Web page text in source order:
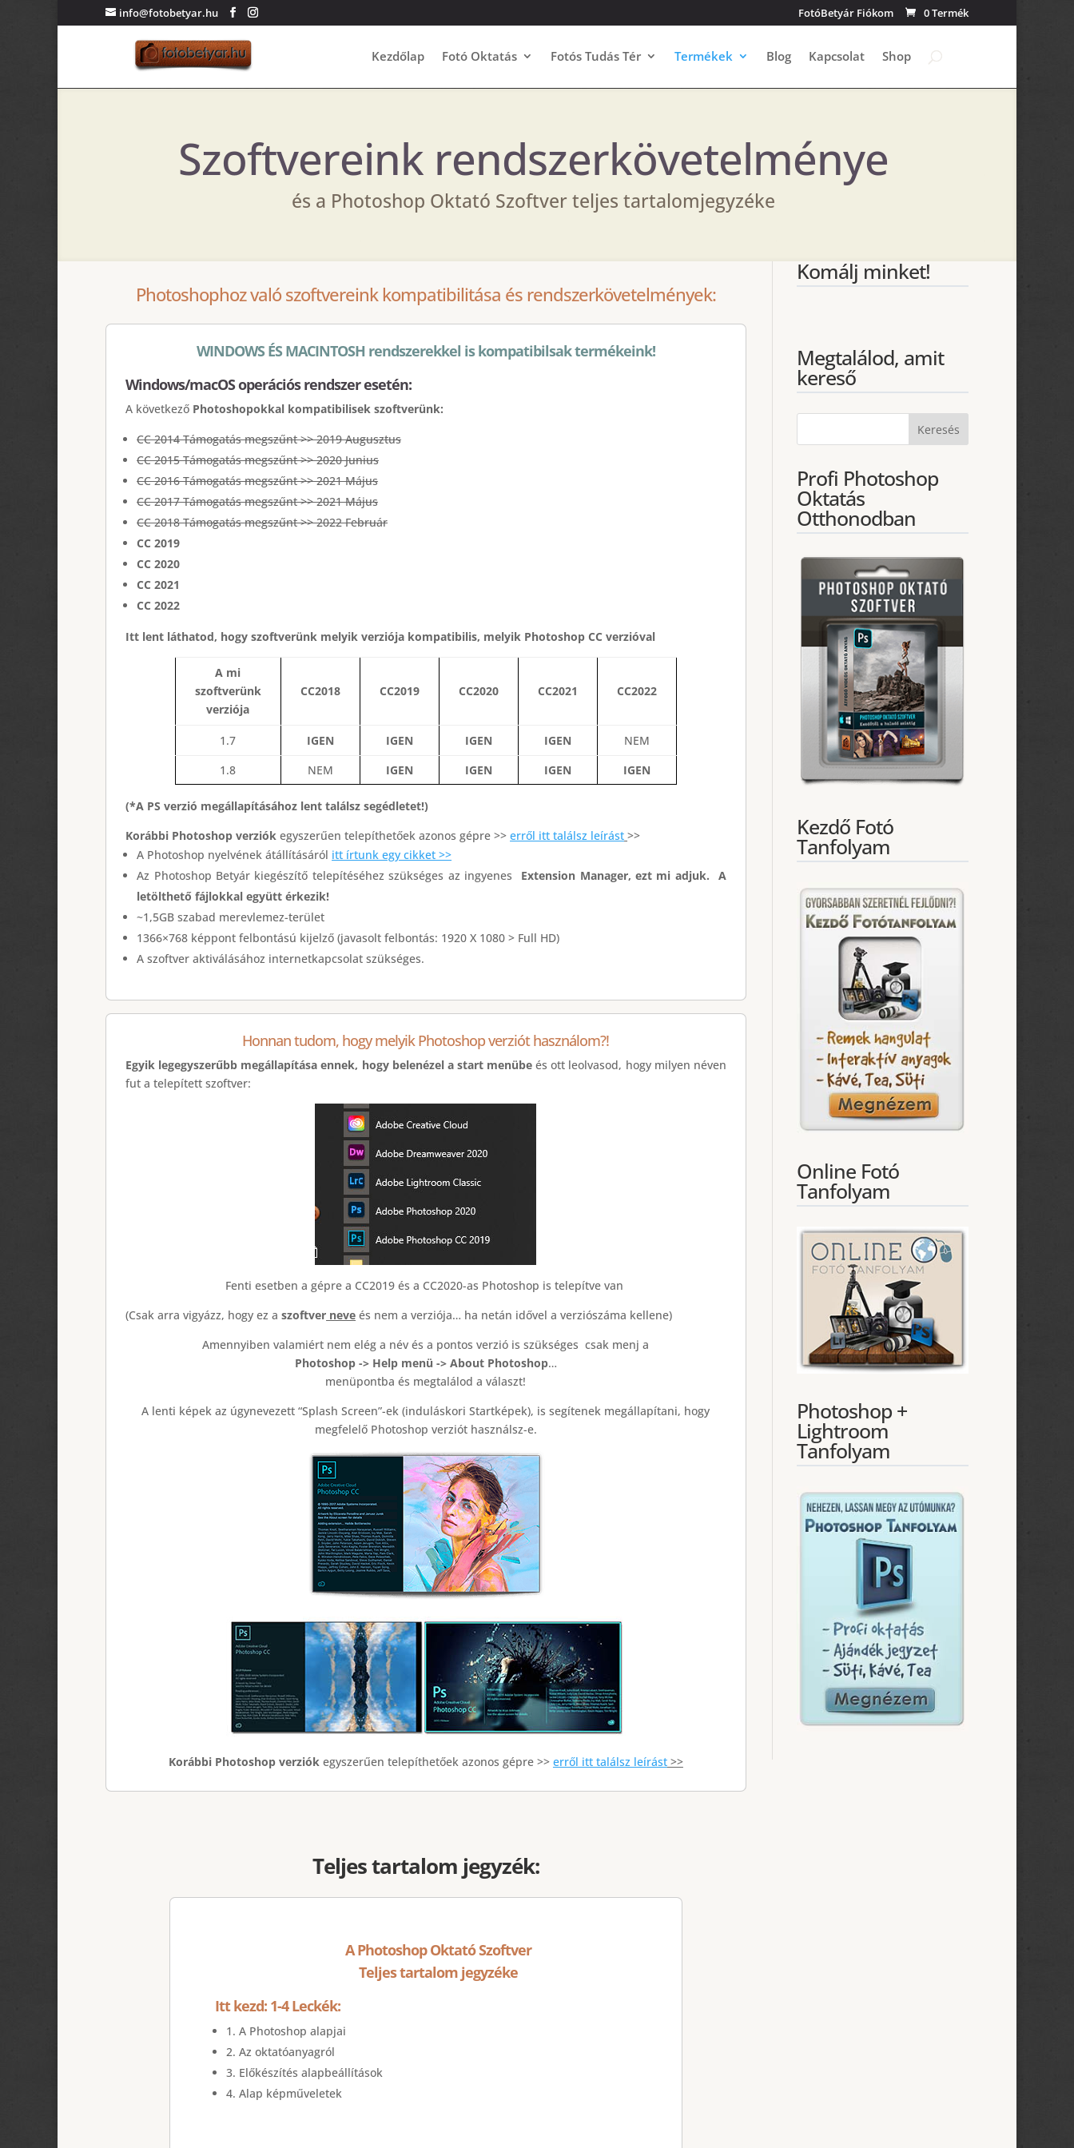
info@fotobetyar.hu FotóBetyár Fiókom 0 Termék
Kezdőlap Fotó Oktatás Fotós Tudás Tér Termékek Blog Kapcsolat Shop
Szoftvereink rendszerkövetelménye
és a Photoshop Oktató Szoftver teljes tartalomjegyzéke
Photoshophoz való szoftvereink kompatibilitása és rendszerkövetelmények:
WINDOWS ÉS MACINTOSH rendszerekkel is kompatibilsak termékeink!
Windows/macOS operációs rendszer esetén:
A következő Photoshopokkal kompatibilisek szoftverünk:
CC 2014 Támogatás megszűnt >> 2019 Augusztus
CC 2015 Támogatás megszűnt >> 2020 Junius
CC 2016 Támogatás megszűnt >> 2021 Május
CC 2017 Támogatás megszűnt >> 2021 Május
CC 2018 Támogatás megszűnt >> 2022 Február
CC 2019
CC 2020
CC 2021
CC 2022
Itt lent láthatod, hogy szoftverünk melyik verziója kompatibilis, melyik Photoshop CC verzióval
A mi
szoftverünk
verziója
CC2018 CC2019 CC2020 CC2021 CC2022
1.7 IGEN IGEN IGEN IGEN
NEM
1.8
NEM IGEN IGEN IGEN IGEN
(*A PS verzió megállapításához lent találsz segédletet!)
Korábbi Photoshop verziók egyszerűen telepíthetőek azonos gépre >>erről itt találsz leírást >>
A Photoshop nyelvének átállításáról itt írtunk egy cikket >>
Az Photoshop Betyár kiegészítő telepítéséhez szükséges az ingyenes
Extension Manager, ezt mi adjuk. A
letölthető fájlokkal együtt érkezik!
~1,5GB szabad merevlemez-terület
1366×768 képpont felbontású kijelző (javasolt felbontás: 1920 X 1080 > Full HD)
A szoftver aktiválásához internetkapcsolat szükséges.
Honnan tudom, hogy melyik Photoshop verziót használom?!
Egyik legegyszerűbb megállapítása ennek, hogy belenézel a start menübe és ott leolvasod, hogy milyen néven
fut a telepített szoftver:
Fenti esetben a gépre a CC2019 és a CC2020-as Photoshop is telepítve van
(Csak arra vigyázz, hogy ez aszoftver neve és nem a verziója… ha netán idővel a verziószáma kellene)
Amennyiben valamiért nem elég a név és a pontos verzió is szükséges csak menj a
Photoshop -> Help menü -> About Photoshop…
menüpontba és megtalálod a választ!
A lenti képek az úgynevezett “Splash Screen”-ek (induláskori Startképek), is segítenek megállapítani, hogy
megfelelő Photoshop verziót használsz-e.
Korábbi Photoshop verziókegyszerűen telepíthetőek azonos gépre >> erről itt találsz leírást>>
Teljes tartalom jegyzék:
A Photoshop Oktató Szoftver
Teljes tartalom jegyzéke
Itt kezd: 1-4 Leckék:
1. A Photoshop alapjai
2. Az oktatóanyagról
3. Előkészítés alapbeállítások
4. Alap képműveletek
Komálj minket!
Megtalálod, amit
kereső
Profi Photoshop
Oktatás
Otthonodban
Kezdő Fotó
Tanfolyam
Online Fotó
Tanfolyam
Photoshop +
Lightroom
Tanfolyam